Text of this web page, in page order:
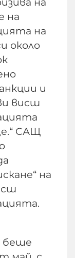
на
на
около
и
висш
САЩ
на
беше